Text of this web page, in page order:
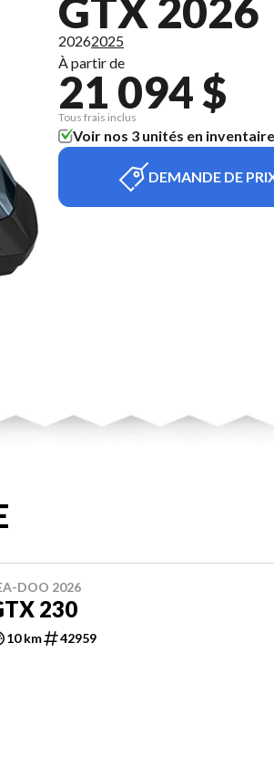
GTX 2026
20262025
À partir de
21 094 $
Tous frais inclus
Voir nos 3 unités en inventaire
DEMANDE DE
DOO 2026
230
10 km 42959